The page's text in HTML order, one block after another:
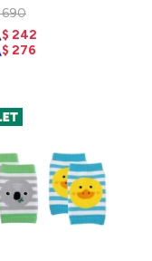
690
$ 242
$ 276